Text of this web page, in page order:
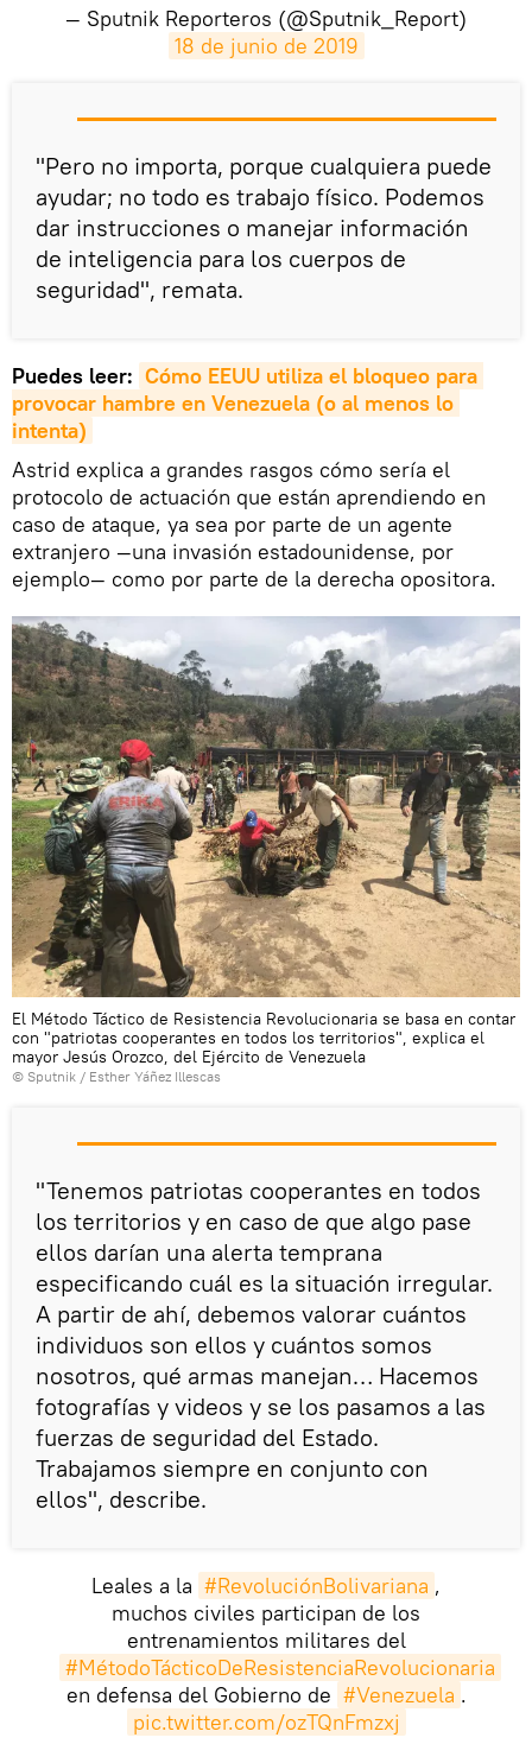
— Sputnik Reporteros (@Sputnik_Report)
18 de junio de 2019
​"Pero no importa, porque cualquiera puede
ayudar; no todo es trabajo físico. Podemos
dar instrucciones o manejar información
de inteligencia para los cuerpos de
seguridad", remata.
Puedes leer: Cómo EEUU utiliza el bloqueo para
provocar hambre en Venezuela (o al menos lo
intenta)
Astrid explica a grandes rasgos cómo sería el
protocolo de actuación que están aprendiendo en
caso de ataque, ya sea por parte de un agente
extranjero —una invasión estadounidense, por
ejemplo— como por parte de la derecha opositora.
El Método Táctico de Resistencia Revolucionaria se basa en contar
con "patriotas cooperantes en todos los territorios", explica el
mayor Jesús Orozco, del Ejército de Venezuela
© Sputnik / Esther Yáñez Illescas
"Tenemos patriotas cooperantes en todos
los territorios y en caso de que algo pase
ellos darían una alerta temprana
especificando cuál es la situación irregular.
A partir de ahí, debemos valorar cuántos
individuos son ellos y cuántos somos
nosotros, qué armas manejan… Hacemos
fotografías y videos y se los pasamos a las
fuerzas de seguridad del Estado.
Trabajamos siempre en conjunto con
ellos", describe.
Leales a la #RevoluciónBolivariana ,
muchos civiles participan de los
entrenamientos militares del
#MétodoTácticoDeResistenciaRevolucionaria
en defensa del Gobierno de #Venezuela .
pic.twitter.com/ozTQnFmzxj